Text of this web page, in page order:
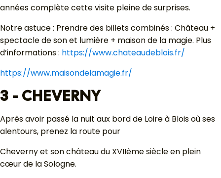
années complète cette visite pleine de surprises.
Notre astuce : Prendre des billets combinés : Château +
spectacle de son et lumière + maison de la magie. Plus
d’informations : https://www.chateaudeblois.fr/
https://www.maisondelamagie.fr/
3 - CHEVERNY
Après avoir passé la nuit aux bord de Loire à Blois où ses
alentours, prenez la route pour
Cheverny et son château du XVIIème siècle en plein
cœur de la Sologne.